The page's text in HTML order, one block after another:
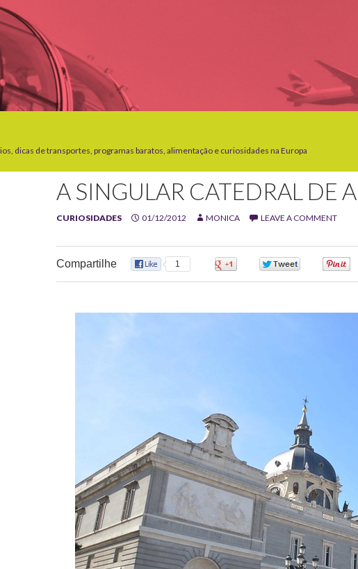
dicas de transportes, programas baratos, alimentação e curiosidades na Europa
A SINGULAR CATEDRAL DE
CURIOSIDADES 01/12/2012 MONICA LEAVE A COMMENT
Compartilhe 1